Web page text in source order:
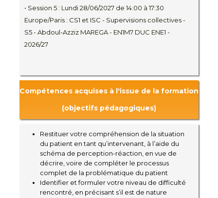
• Session 5 : Lundi 28/06/2027 de 14:00 à 17:30
Europe/Paris : CS1 et ISC - Supervisions collectives -
S5 - Abdoul-Azziz MAREGA - EN1M7 DUC ENE1 -
2026/27
Compétences acquises à l'issue de la formation
(objectifs pédagogiques)
Restituer votre compréhension de la situation
du patient en tant qu’intervenant, à l’aide du
schéma de perception-réaction, en vue de
décrire, voire de compléter le processus
complet de la problématique du patient
Identifier et formuler votre niveau de difficulté
rencontré, en précisant s’il est de nature